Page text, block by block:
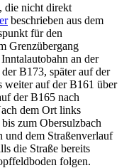
die nicht direkt
beschrieben aus dem
für den
Grenzübergang
an der
B173, später auf der
weiter auf der B161 über
der B165 nach
dem Ort links
zum Obersulzbach
und dem Straßenverlauf
die Straße bereits
folgen.